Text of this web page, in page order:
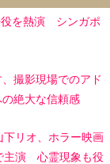
役を熱演 シンガポ
撮影現場でのアド
絶大な信頼感
下リオ、ホラー映画
主演 心霊現象も役